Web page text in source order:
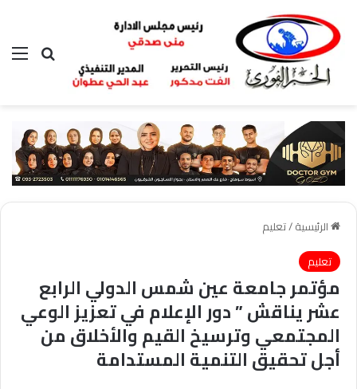
بحث عن
الرئيسية/تعليم
تعليم
مؤتمر جامعة عين شمس الدولي الرابع
عشر يناقش ” دور الإعلام في تعزيز الوعي
المجتمعي وترسيخ القيم والأخلاق من
أجل تحقيق التنمية المستدامة